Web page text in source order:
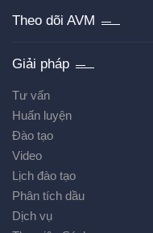
Theo dõi AVM
Giải pháp
Tư vấn
Huấn luyện
Đào tạo
Video
Lịch đào tạo
Phân tích dầu
Dịch vụ